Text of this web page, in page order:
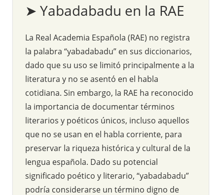
➤ Yabadabadu en la RAE
La Real Academia Española (RAE) no registra
la palabra “yabadabadu” en sus diccionarios,
dado que su uso se limitó principalmente a la
literatura y no se asentó en el habla
cotidiana. Sin embargo, la RAE ha reconocido
la importancia de documentar términos
literarios y poéticos únicos, incluso aquellos
que no se usan en el habla corriente, para
preservar la riqueza histórica y cultural de la
lengua española. Dado su potencial
significado poético y literario, “yabadabadu”
podría considerarse un término digno de